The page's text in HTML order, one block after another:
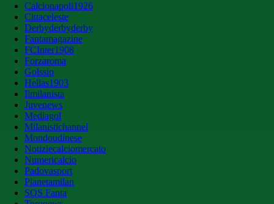
Calcionapoli1926
Cittaceleste
Derbyderbyderby
Fantamagazine
FCInter1908
Forzaroma
Golssip
Hellas1903
Ilmilanista
Juvenews
Mediagol
Milanistichannel
Mondoudinese
Notiziecalciomercato
Numericalcio
Padovasport
Pianetamilan
SOS Fanta